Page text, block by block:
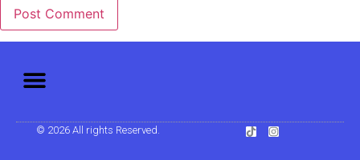
© 2026 All rights Reserved.